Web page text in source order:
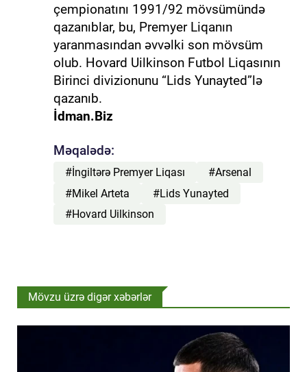
çempionatını 1991/92 mövsümündə
qazanıblar, bu, Premyer Liqanın
yaranmasından əvvəlki son mövsüm
olub. Hovard Uilkinson Futbol Liqasının
Birinci divizionunu “Lids Yunayted”lə
qazanıb.
İdman.Biz
Məqalədə:
#İngiltərə Premyer Liqası
#Arsenal
#Mikel Arteta
#Lids Yunayted
#Hovard Uilkinson
Mövzu üzrə digər xəbərlər